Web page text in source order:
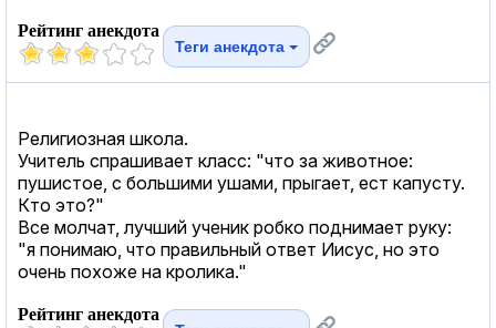
Рейтинг анекдота
Теги анекдота
Религиозная школа.
Учитель спрашивает класс: "что за животное:
пушистое, с большими ушами, прыгает, ест капусту.
Кто это?"
Все молчат, лучший ученик робко поднимает руку:
"я понимаю, что правильный ответ Иисус, но это
очень похоже на кролика."
Рейтинг анекдота